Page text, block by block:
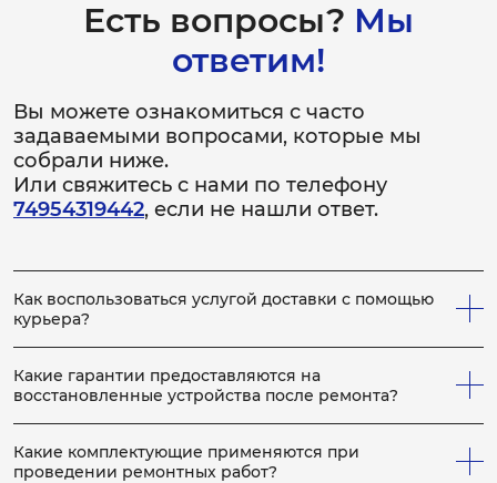
Есть вопросы? Мы
ответим!
Вы можете ознакомиться с часто
задаваемыми вопросами, которые мы
собрали ниже.
Или свяжитесь с нами по телефону
74954319442, если не нашли ответ.
Как воспользоваться услугой доставки с помощью
курьера?
Всё просто! Если у вас не получается привезти
неисправное устройство в сервис, вы можете заказать
нашего курьера, который заберет устройство на
ремонт, по выполнению которого, доставит устройство
обратно вам. Для этого сообщите менеджеру по
телефону, что вам необходим курьер. Услуги курьера
мы предоставляем бесплатно, как на приём устройства
Какие гарантии предоставляются на
восстановленные устройства после ремонта?
На каждое отремонтированное устройство выдается
гарантийный бланк с расширенной гарантией, срок
которой определяется в зависимости от конкретных
Какие комплектующие применяются при
проведении ремонтных работ?